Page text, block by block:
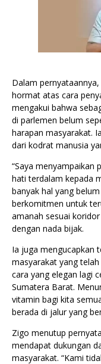
Dalam
hormat atas cara
mengakui bahwa
di parlemen belum
harapan masyarakat.
dari kodrat manusia
“Saya menyampaikan
hati terdalam kepada
banyak hal yang
berkomitmen untuk
amanah sesuai
dengan nada bijak.
Ia juga mengucapkan
masyarakat yang
cara yang elegan lagi
Sumatera Barat.
vitamin bagi kita
berada di jalur yang
Zigo menutup
mendapat dukungan
masyarakat. “Kami